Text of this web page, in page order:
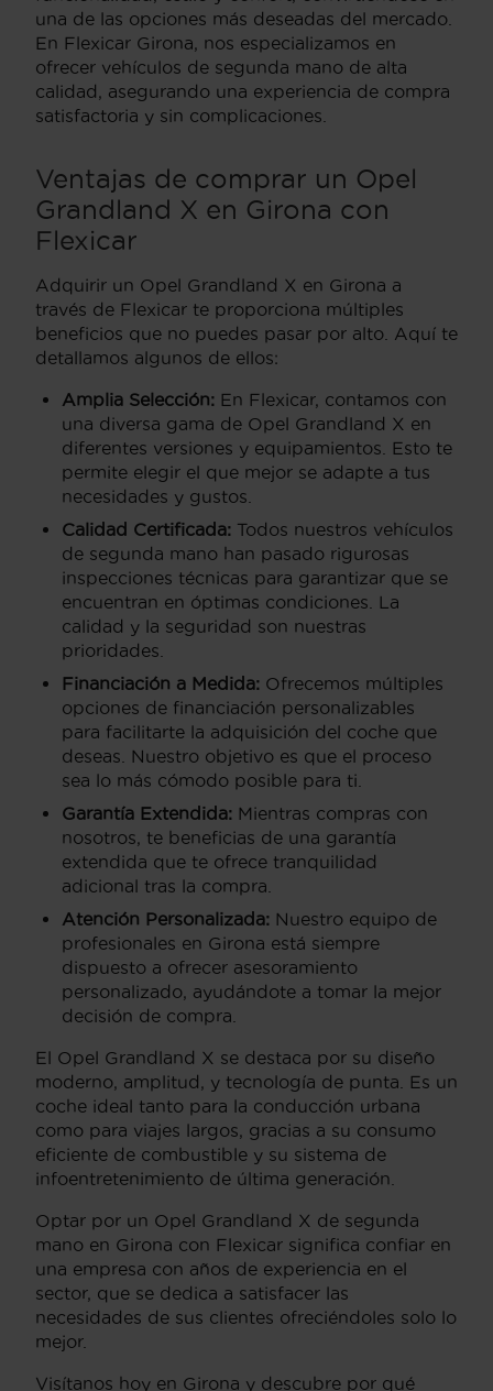
una de las opciones más deseadas del mercado.
En Flexicar Girona, nos especializamos en
ofrecer vehículos de segunda mano de alta
calidad, asegurando una experiencia de compra
satisfactoria y sin complicaciones.
Ventajas de comprar un Opel
Grandland X en Girona con
Flexicar
Adquirir un Opel Grandland X en Girona a
través de Flexicar te proporciona múltiples
beneficios que no puedes pasar por alto. Aquí te
detallamos algunos de ellos:
Amplia Selección: En Flexicar, contamos con
una diversa gama de Opel Grandland X en
diferentes versiones y equipamientos. Esto te
permite elegir el que mejor se adapte a tus
necesidades y gustos.
Calidad Certificada: Todos nuestros vehículos
de segunda mano han pasado rigurosas
inspecciones técnicas para garantizar que se
encuentran en óptimas condiciones. La
calidad y la seguridad son nuestras
prioridades.
Financiación a Medida: Ofrecemos múltiples
opciones de financiación personalizables
para facilitarte la adquisición del coche que
deseas. Nuestro objetivo es que el proceso
sea lo más cómodo posible para ti.
Garantía Extendida: Mientras compras con
nosotros, te beneficias de una garantía
extendida que te ofrece tranquilidad
adicional tras la compra.
Atención Personalizada: Nuestro equipo de
profesionales en Girona está siempre
dispuesto a ofrecer asesoramiento
personalizado, ayudándote a tomar la mejor
decisión de compra.
El Opel Grandland X se destaca por su diseño
moderno, amplitud, y tecnología de punta. Es un
coche ideal tanto para la conducción urbana
como para viajes largos, gracias a su consumo
eficiente de combustible y su sistema de
infoentretenimiento de última generación.
Optar por un Opel Grandland X de segunda
mano en Girona con Flexicar significa confiar en
una empresa con años de experiencia en el
sector, que se dedica a satisfacer las
necesidades de sus clientes ofreciéndoles solo lo
mejor.
Visítanos hoy en Girona y descubre por qué